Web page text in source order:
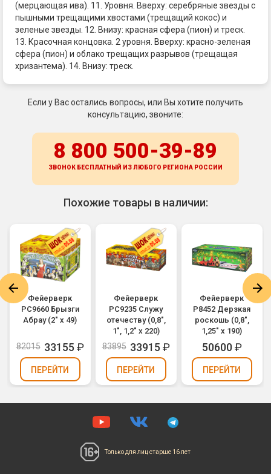
(мерцающая ива). 11. Уровня. Вверху: серебряные звезды с
пышными трещащими хвостами (трещащий кокос) и
зеленые звезды. 12. Внизу: красная сфера (пион) и треск.
13. Красочная концовка. 2 уровня. Вверху: красно-зеленая
сфера (пион) и облако трещащих разрывов (трещащая
хризантема). 14. Внизу: треск.
Если у Вас остались вопросы, или Вы хотите получить
консультацию, звоните:
8 800 500-39-89
ЗВОНОК БЕСПЛАТНЫЙ ИЗ ЛЮБОГО РЕГИОНА РОССИИ
Похожие товары в наличии:
Фейерверк
РС9660 Брызги
Абрау (2" х 49)
82015 33155 ₽
ПЕРЕЙТИ
Фейерверк
РС9235 Служу
отечеству (0,8",
1", 1,2" х 220)
83895 33915 ₽
ПЕРЕЙТИ
Фейерверк
Р8452 Дерзкая
роскошь (0,8",
1,25" х 190)
50600₽
ПЕРЕЙТИ
Только для лиц старше 16 лет